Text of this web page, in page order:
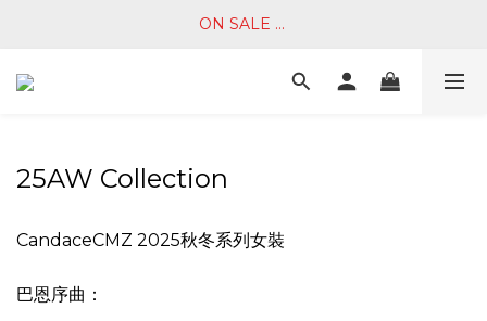
ON SALE ...
25AW Collection
CandaceCMZ 2025秋冬系列女裝
巴恩序曲：